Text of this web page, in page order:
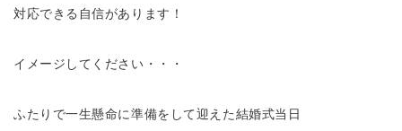
対応できる自信があります！
イメージしてください・・・
ふたりで一生懸命に準備をして迎えた結婚式当日